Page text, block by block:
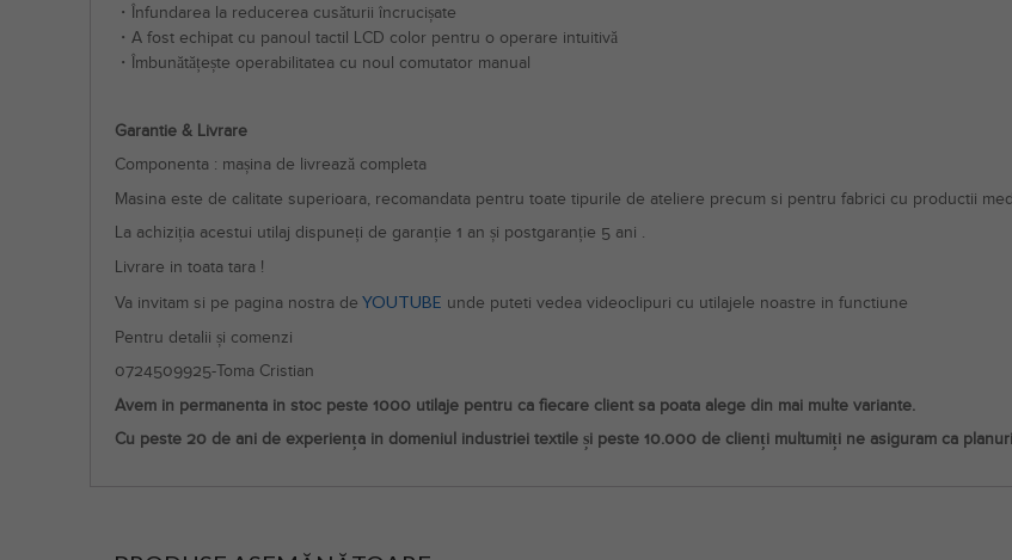
・Înfundarea la reducerea cusăturii încrucișate
・A fost echipat cu panoul tactil LCD color pentru o operare intuitivă
・Îmbunătățește operabilitatea cu noul comutator manual
Garantie & Livrare
Componenta : mașina de livrează completa
Masina este de calitate superioara, recomandata pentru toate tipurile de ateliere precum si pentru fabrici cu productii
La achiziția acestui utilaj dispuneți de garanție 1 an și postgaranție 5 ani .
Livrare in toata tara !
Va invitam si pe pagina nostra de YOUTUBE unde puteti vedea videoclipuri cu utilajele noastre in functiune
Pentru detalii și comenzi
0724509925-Toma Cristian
Avem in permanenta in stoc peste 1000 utilaje pentru ca fiecare client sa poata alege din mai multe variante.
Cu peste 20 de ani de experiența in domeniul industriei textile și peste 10.000 de clienți multumiți ne asiguram ca